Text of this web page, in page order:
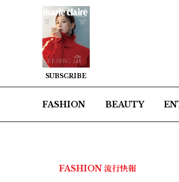
SUBSCRIBE
FASHION BEAUTY
FASHION 流行快報